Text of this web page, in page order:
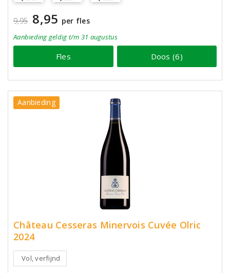
9,95 8,95 per fles
Aanbieding geldig t/m 31 augustus
Fles Doos (6)
Aanbieding
Château Cesseras Minervois Cuvée Olric
2024
Vol, verfijnd